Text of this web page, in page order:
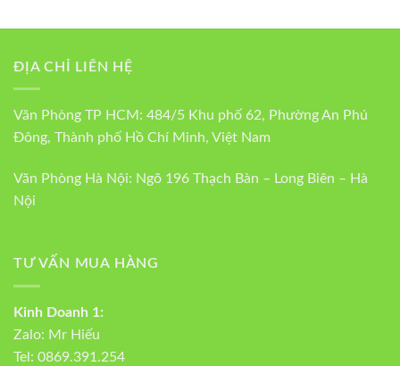
ĐỊA CHỈ LIÊN HỆ
Văn Phòng TP HCM: 484/5 Khu phố 62, Phường An Phú
Đông, Thành phố Hồ Chí Minh, Việt Nam
Văn Phòng Hà Nội: Ngõ 196 Thạch Bàn – Long Biên – Hà
Nội
TƯ VẤN MUA HÀNG
Kinh Doanh 1:
Zalo: Mr Hiếu
Tel: 0869.391.254